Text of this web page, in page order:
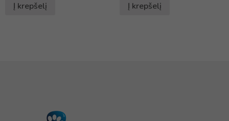
Į krepšelį Į krepšelį